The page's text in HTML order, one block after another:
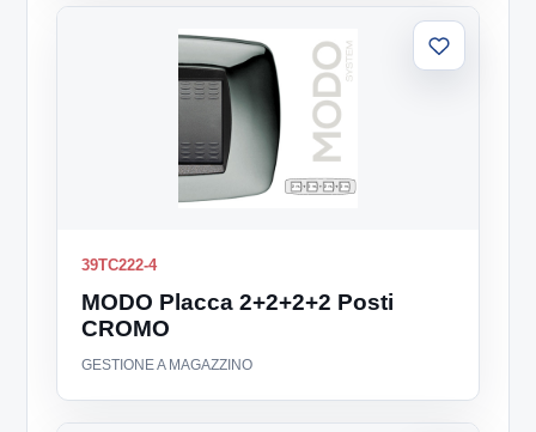
39TC222-4
MODO Placca 2+2+2+2 Posti
CROMO
GESTIONE A MAGAZZINO
Aggiungi
alla